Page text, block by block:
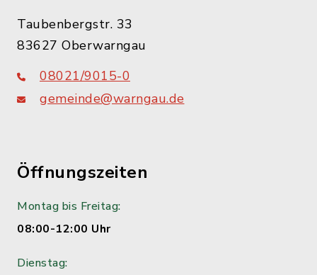
Taubenbergstr. 33
83627 Oberwarngau
08021/9015-0
gemeinde@warngau.de
Öffnungszeiten
Montag bis Freitag:
08:00-12:00 Uhr
Dienstag: